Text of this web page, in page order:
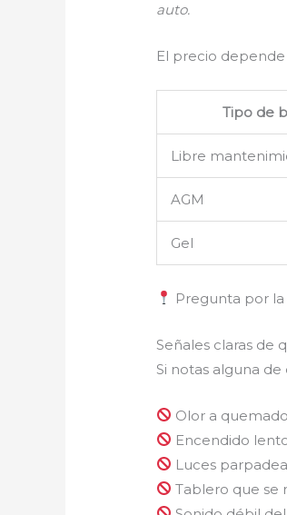
auto.
El precio
Tipo de
Libre
AGM
Gel
Pregunta por
Señales claras de
Si notas alguna de
Olor a quemado
Encendido
Luces
Tablero que se